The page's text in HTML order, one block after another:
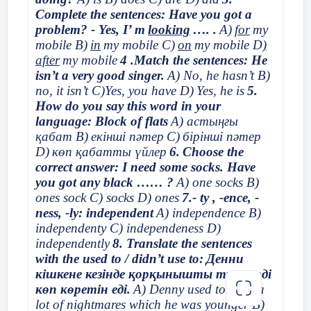
Мысалы, «Oxford» атауы – өгіздердің
өткелі деген мағынаны берсе,
«Cambridge» – Кэм өзеніндегі көпірді
білдіреді. Бұл атаулар қала мен табиғат
элементтерінің үйлесімін көрсетеді.
Ағылшын топонимдері құрылымдық
жағынан көбінесе аналитикалық болып
келеді және бірнеше сөзден құралған
тіркестер жиі кездеседі. Бұл
топонимдерде географиялық терминдер
мен әлеуметтік функцияларды көрсететін
сөздер қатар қолданылады. Мысалы,
«Stratford-upon-Avon» – көшенің Аван
өзені бойындағы өткелі, ал «Westminster»
– батыс монастырі деген мағынаны
береді. Мұндай атаулар топонимдердің
мағынасы мен құрылымдық
ерекшеліктерін нақтылап, тарихи әрі
мәдени контексті ашып береді.
алдымен, табиғаттың көріністерін, жер
бедерінің ерекшеліктерін және тұрмысқа
қатысты сипаттарды бейнелейді. Бұл –
көшпелі өмір салтымен тығыз байланысты
дүниетанымдық ерекшеліктердің айқын
көрінісі. Қазақ жер атауларында сонымен
қатар эпикалық, мифологиялық және
тарихи мазмұн да молынан кездеседі.
Ал ағылшын тіліндегі топонимдер тарихи
және әлеуметтік құрылымдардың
күрделілігімен, қала құрылысы мен
шаруашылық жүйесінің ықпалымен
ерекшеленеді. Бұл атаулар кельт, англо-
саксон, скандинав және латын тілдерінің
әсерімен қалыптасқан күрделі тілдік
қабаттарды қамтиды.
Осы зерттеудің мақсаты – қазақ және
ағылшын тілдеріндегі топонимдердің
Complete the sentences: Have you got a
problem? - Yes, I’ m looking …. . A) for my
mobile B) in my mobile C)on my mobile D)
after my mobile4 .Match the sentences: He
isn’t a very good singer. A) No, he hasn’t B)
no, it isn’t C)Yes, you have D) Yes, he is5.
How do you say this word in your
language: Block of flatsA) астыңғы
қабат B)екінші пәтер C)бірінші пәтер
D)көп қабатты үйлер 6. Choose the
correct answer: I need some socks. Have
you got any black …… ? A) one socks B)
ones sock C) socks D) ones 7.- ty , -ence, -
ness, -ly: independentA) independence B)
independenty C) independeness D)
independently8. Translate the sentences
with the used to / didn’t use to: Денни
кішкене кезінде қорқынышты түстерді
көп көретін еді. A) Denny used to have a
lot of nightmares which he was younger B)